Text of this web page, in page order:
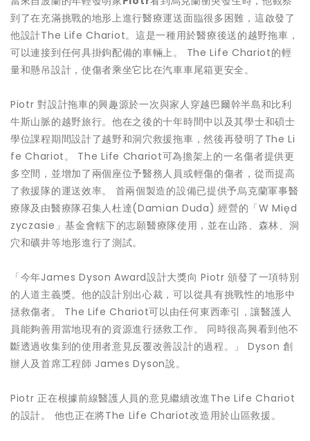
到了在充滿挑戰的地形上進行醫療運送面臨很多困難，這啟發了
他設計The Life Chariot。這是一種用於醫療後送的越野拖車，
可以連接到任何具掛鉤配備的車輛上。 The Life Chariot的輕
量和懸吊設計，使傷者乘坐它比在汽車車尾箱更安全。
Piotr 對設計拖車的興趣源於一次與家人穿越巴爾幹半島和比利
牛斯山脈的越野旅行。他在之後的十年時間中以及其學士和碩士
學位課程期間設計了越野和洞穴救援拖車，然後再發明了The Li
fe Chariot。 The Life Chariot可為擔架上的一名傷者提供更
多空間，並增加了兩個座位予醫務人員或輕傷的傷者，從而提高
了救援隊的運送效率。 首兩個製造的設備已提供予烏克蘭軍事醫
療隊及由醫療隊召集人杜達(Damian Duda) 經營的「W Międ
zyczasie」基金會轄下的志願醫療隊使用，並在山路、森林、洞
穴和礦井等地形進行了測試。
「今年James Dyson Award設計大獎向 Piotr 頒發了一項特別
的人道主義獎。他的設計別出心裁，可以從具有挑戰性的地形中
拯救傷者。 The Life Chariot可以由任何東西牽引，讓醫護人
員能夠善用當地現有的資源進行拯救工作。 同時很高興看到他不
斷透過收集到的使用者意見反覆改善設計的過程。」 Dyson 創
辦人及首席工程師 James Dyson說。
Piotr 正在根據前線醫護人員的意見繼續改進The Life Chariot
的設計。 他也正在將The Life Chariot改造用於山區救援。